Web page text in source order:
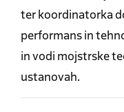
ter koordinatorka
performans in
in vodi mojstrske
ustanovah.